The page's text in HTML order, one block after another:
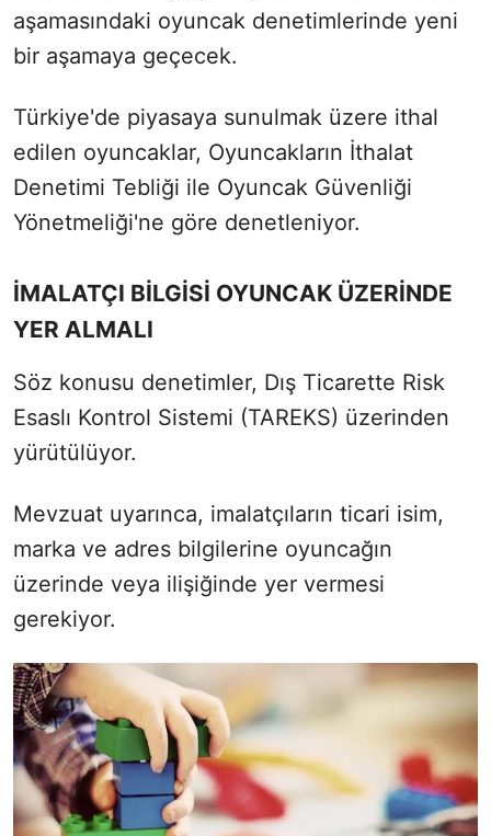
aşamasındaki oyuncak denetimlerinde yeni
bir aşamaya geçecek.
Türkiye'de piyasaya sunulmak üzere ithal
edilen oyuncaklar, Oyuncakların İthalat
Denetimi Tebliği ile Oyuncak Güvenliği
Yönetmeliği'ne göre denetleniyor.
İMALATÇI BİLGİSİ OYUNCAK ÜZERİNDE
YER ALMALI
Söz konusu denetimler, Dış Ticarette Risk
Esaslı Kontrol Sistemi (TAREKS) üzerinden
yürütülüyor.
Mevzuat uyarınca, imalatçıların ticari isim,
marka ve adres bilgilerine oyuncağın
üzerinde veya ilişiğinde yer vermesi
gerekiyor.